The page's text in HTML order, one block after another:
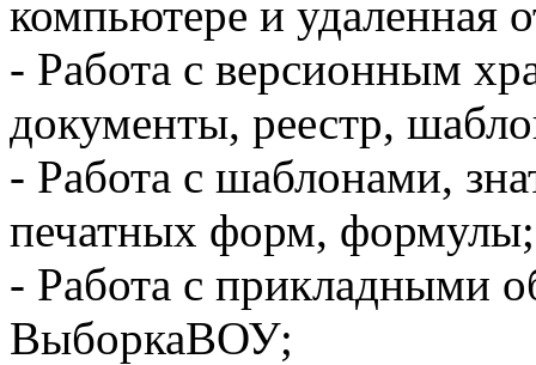
компьютере и удаленная
- Работа с версионным
документы, реестр,
- Работа с шаблонами,
печатных форм, формулы;
- Работа с прикладными
ВыборкаВОУ;